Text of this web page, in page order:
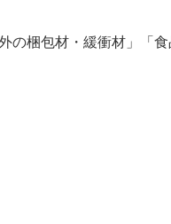
の梱包材・緩衝材」「